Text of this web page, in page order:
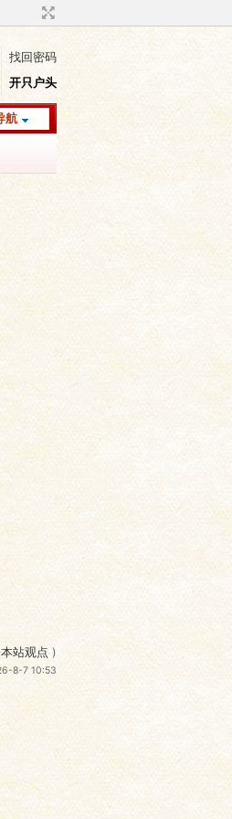
找回密码
开只户头
航
站观点 )
8-7 10:53